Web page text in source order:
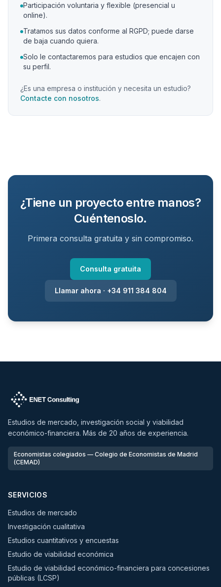
Participación voluntaria y flexible (presencial u
online).
Tratamos sus datos conforme al RGPD; puede darse
de baja cuando quiera.
Solo le contactaremos para estudios que encajen con
su perfil.
¿Es una empresa o institución y necesita un estudio?
Contacte con nosotros.
¿Tiene un proyecto entre manos?
Cuéntenoslo.
Primera consulta gratuita y sin compromiso.
Consulta gratuita
Llamar ahora · +34 911 384 804
Estudios de mercado, investigación social y viabilidad
económico-financiera. Más de 20 años de experiencia.
Economistas colegiados — Colegio de Economistas de Madrid
(CEMAD)
SERVICIOS
Estudios de mercado
Investigación cualitativa
Estudios cuantitativos y encuestas
Estudio de viabilidad económica
Estudio de viabilidad económico-financiera para concesiones
públicas (LCSP)